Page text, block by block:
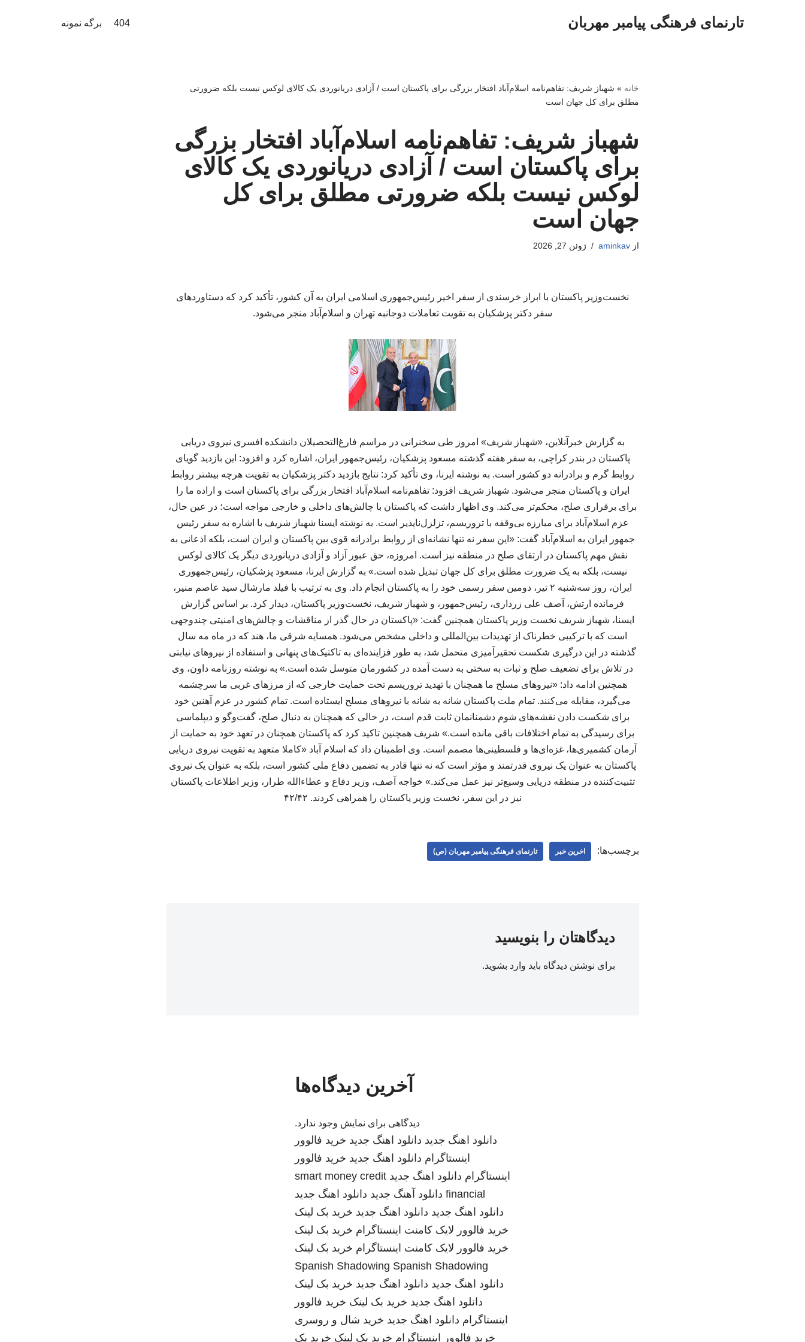
تارنمای فرهنگی پیامبر مهربان 404 برگه نمونه
خانه » شهباز شریف: تفاهم‌نامه اسلام‌آباد افتخار بزرگی برای پاکستان است / آزادی دریانوردی یک کالای لوکس نیست بلکه ضرورتی
مطلق برای کل جهان است
شهباز شریف: تفاهم‌نامه اسلام‌آباد افتخار بزرگی
برای پاکستان است / آزادی دریانوردی یک کالای
لوکس نیست بلکه ضرورتی مطلق برای کل
جهان است
ازaminkav ژوئن 27, 2026
نخست‌وزیر پاکستان با ابراز خرسندی از سفر اخیر رئیس‌جمهوری اسلامی ایران به آن کشور، تأکید کرد که دستاوردهای
سفر دکتر پزشکیان به تقویت تعاملات دوجانبه تهران و اسلام‌آباد منجر می‌شود.
به گزارش خبرآنلاین، «شهباز شریف» امروز طی سخنرانی در مراسم فارغ‌التحصیلان دانشکده افسری نیروی دریایی
پاکستان در بندر کراچی، به سفر هفته گذشته مسعود پزشکیان، رئیس‌جمهور ایران، اشاره کرد و افزود: این بازدید گویای
روابط گرم و برادرانه دو کشور است. به نوشته ایرنا، وی تأکید کرد: نتایج بازدید دکتر پزشکیان به تقویت هرچه بیشتر روابط
ایران و پاکستان منجر می‌شود. شهباز شریف افزود: تفاهم‌نامه اسلام‌آباد افتخار بزرگی برای پاکستان است و اراده ما را
برای برقراری صلح، محکم‌تر می‌کند. وی اظهار داشت که پاکستان با چالش‌های داخلی و خارجی مواجه است؛ در عین حال،
عزم اسلام‌آباد برای مبارزه بی‌وقفه با تروریسم، تزلزل‌ناپذیر است. به نوشته ایسنا شهباز شریف با اشاره به سفر رئیس
جمهور ایران به اسلام‌آباد گفت: «این سفر نه تنها نشانه‌ای از روابط برادرانه قوی بین پاکستان و ایران است، بلکه اذعانی به
نقش مهم پاکستان در ارتقای صلح در منطقه نیز است. امروزه، حق عبور آزاد و آزادی دریانوردی دیگر یک کالای لوکس
نیست، بلکه به یک ضرورت مطلق برای کل جهان تبدیل شده است.» به گزارش ایرنا، مسعود پزشکیان، رئیس‌جمهوری
ایران، روز سه‌شنبه ۲ تیر، دومین سفر رسمی خود را به پاکستان انجام داد. وی به ترتیب با فیلد مارشال سید عاصم منیر،
فرمانده ارتش، آصف علی زرداری، رئیس‌جمهور، و شهباز شریف، نخست‌وزیر پاکستان، دیدار کرد. بر اساس گزارش
ایسنا، شهباز شریف نخست وزیر پاکستان همچنین گفت: «پاکستان در حال گذر از مناقشات و چالش‌های امنیتی چندوجهی
است که با ترکیبی خطرناک از تهدیدات بین‌المللی و داخلی مشخص می‌شود. همسایه شرقی ما، هند که در ماه مه سال
گذشته در این درگیری شکست تحقیرآمیزی متحمل شد، به طور فزاینده‌ای به تاکتیک‌های پنهانی و استفاده از نیروهای نیابتی
در تلاش برای تضعیف صلح و ثبات به سختی به دست آمده در کشورمان متوسل شده است.» به نوشته روزنامه داون، وی
همچنین ادامه داد: «نیروهای مسلح ما همچنان با تهدید تروریسم تحت حمایت خارجی که از مرزهای غربی ما سرچشمه
می‌گیرد، مقابله می‌کنند. تمام ملت پاکستان شانه به شانه با نیروهای مسلح ایستاده است. تمام کشور در عزم آهنین خود
برای شکست دادن نقشه‌های شوم دشمنانمان ثابت قدم است، در حالی که همچنان به دنبال صلح، گفت‌وگو و دیپلماسی
برای رسیدگی به تمام اختلافات باقی مانده است.» شریف همچنین تاکید کرد که پاکستان همچنان در تعهد خود به حمایت از
آرمان کشمیری‌ها، غزه‌ای‌ها و فلسطینی‌ها مصمم است. وی اطمینان داد که اسلام آباد «کاملا متعهد به تقویت نیروی دریایی
پاکستان به عنوان یک نیروی قدرتمند و مؤثر است که نه تنها قادر به تضمین دفاع ملی کشور است، بلکه به عنوان یک نیروی
تثبیت‌کننده در منطقه دریایی وسیع‌تر نیز عمل می‌کند.» خواجه آصف، وزیر دفاع و عطاءالله طرار، وزیر اطلاعات پاکستان
نیز در این سفر، نخست وزیر پاکستان را همراهی کردند. ۴۲/۴۲
برچسب‌ها: اخرین خبر تارنمای فرهنگی پیامبر مهربان (ص)
دیدگاهتان را بنویسید
برای نوشتن دیدگاه باید وارد بشوید.
آخرین دیدگاه‌ها
دیدگاهی برای نمایش وجود ندارد.
دانلود اهنگ جدید دانلود اهنگ جدید خرید فالوور
اینستاگرام دانلود اهنگ جدید خرید فالوور
اینستاگرام دانلود اهنگ جدید smart money credit
financial دانلود آهنگ جدید دانلود اهنگ جدید
دانلود اهنگ جدید دانلود اهنگ جدید خرید بک لینک
خرید فالوور لایک کامنت اینستاگرام خرید بک لینک
خرید فالوور لایک کامنت اینستاگرام خرید بک لینک
Spanish Shadowing Spanish Shadowing
دانلود اهنگ جدید دانلود اهنگ جدید خرید بک لینک
دانلود اهنگ جدید خرید بک لینک خرید فالوور
اینستاگرام دانلود اهنگ جدید خرید شال و روسری
خرید فالوور اینستاگرام خرید بک لینک خرید بک